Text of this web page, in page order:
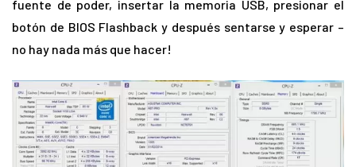
fuente de poder, insertar la memoria USB, presionar el
botón de BIOS Flashback y después sentarse y esperar –
no hay nada más que hacer!